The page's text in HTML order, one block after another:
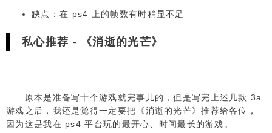
缺点：在 ps4 上的帧数有时稍显不足
私心推荐 - 《消逝的光芒》
原本是准备写十个游戏就完事儿的，但是写完上述几款 3a
游戏之后，我还是觉得一定要把《消逝的光芒》推荐给各位，
因为这是我在 ps4 平台玩的最开心、时间最长的游戏。